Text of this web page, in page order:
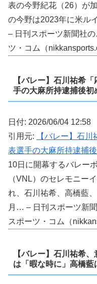
表の今野紀花（26）が
の今野は2023年に米ル
– 日刊スポーツ新聞社
ツ・コム（
【バレー】石川祐希
手の大麻所持逮捕後初
日付: 2026/06/04 12:58
引用元:
【バレー】石
表選手の大麻所持逮捕
10日に開幕するバレー
（VNL）のセレモニー
れ、石川祐希、高橋藍
月… – 日刊スポーツ新
スポーツ・コム（
【バレー】石川祐希
は「暇な時に」高橋藍